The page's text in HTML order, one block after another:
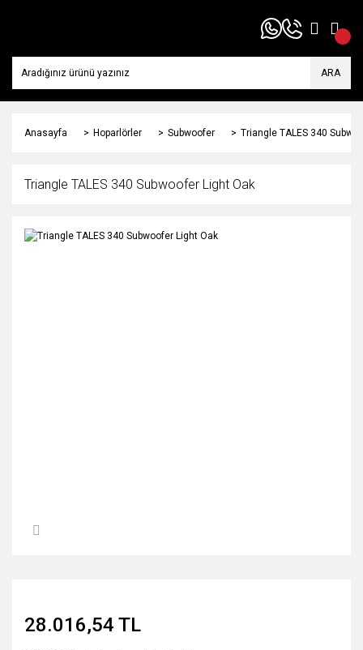
ARA
Anasayfa Hoparlörler Subwoofer Triangle TALES 340
Triangle TALES 340 Subwoofer Light Oak
28.016,54 TL